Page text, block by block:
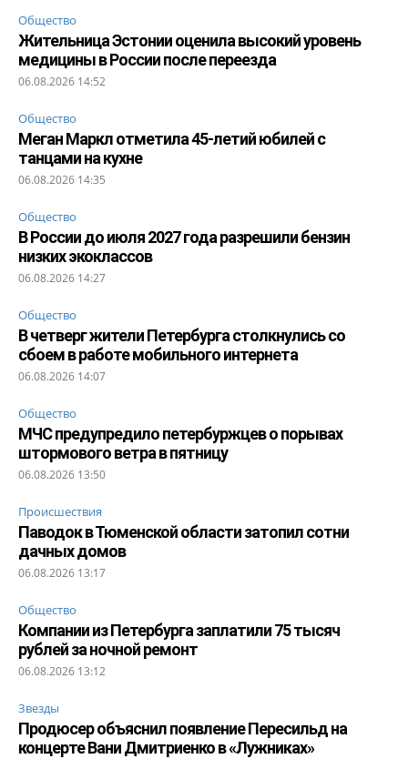
Общество
Жительница Эстонии оценила высокий уровень
медицины в России после переезда
06.08.2026 14:52
Общество
Меган Маркл отметила 45-летий юбилей с
танцами на кухне
06.08.2026 14:35
Общество
В России до июля 2027 года разрешили бензин
низких экоклассов
06.08.2026 14:27
Общество
В четверг жители Петербурга столкнулись со
сбоем в работе мобильного интернета
06.08.2026 14:07
Общество
МЧС предупредило петербуржцев о порывах
штормового ветра в пятницу
06.08.2026 13:50
Происшествия
Паводок в Тюменской области затопил сотни
дачных домов
06.08.2026 13:17
Общество
Компании из Петербурга заплатили 75 тысяч
рублей за ночной ремонт
06.08.2026 13:12
Звезды
Продюсер объяснил появление Пересильд на
концерте Вани Дмитриенко в «Лужниках»